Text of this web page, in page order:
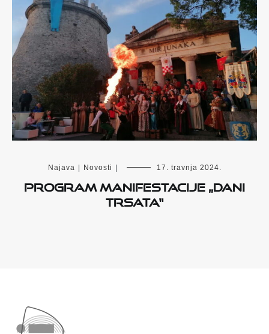
Najava Novosti 17. travnja 2024.
Program manifestacije „Dani
Trsata“